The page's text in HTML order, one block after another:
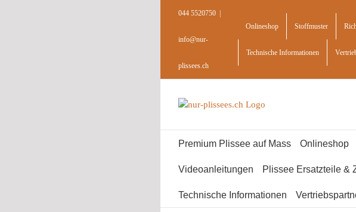
044 5520750
info@nur-
plissees.ch
Onlineshop Stoffmuster
Technische Informationen
Premium Plissee auf Mass Onlineshop
Videoanleitungen Plissee Ersatzteile &
Technische Informationen